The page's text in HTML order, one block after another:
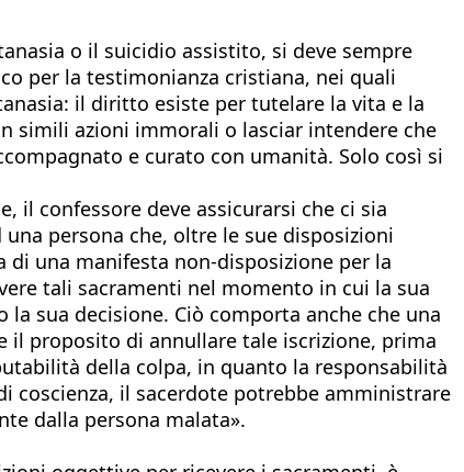
o il suicidio assistito, si deve sempre
per la testimonianza cristiana, nei quali
il diritto esiste per tutelare la vita e la
simili azioni immorali o lasciar intendere che
e curato con umanità. Solo così si
il confessore deve assicurarsi che ci sia
persona che, oltre le sue disposizioni
una manifesta non-disposizione per la
tali sacramenti nel momento in cui la sua
sua decisione. Ciò comporta anche che una
il proposito di annullare tale iscrizione, prima
della colpa, in quanto la responsabilità
coscienza, il sacerdote potrebbe amministrare
dalla persona malata».